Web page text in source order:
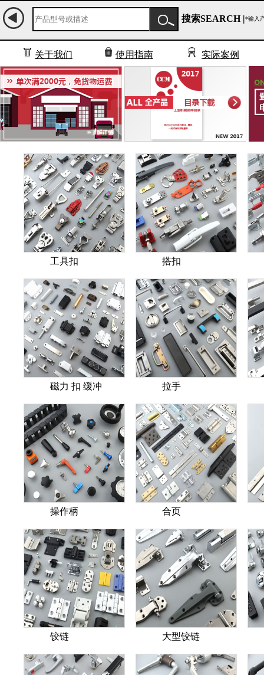
搜索SEARCH |*输入
关于我们 使用指南 实际案例
工具扣 搭扣
磁力 扣 缓冲 拉手
操作柄 合页
铰链 大型铰链